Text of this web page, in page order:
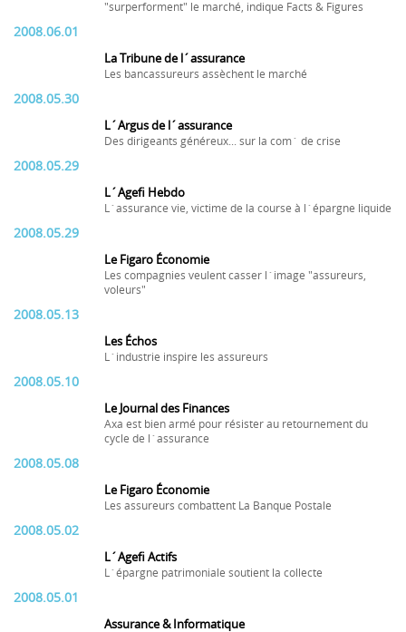
"surperforment" le marché, indique Facts & Figures
2008.06.01
La Tribune de l´assurance
Les bancassureurs assèchent le marché
2008.05.30
L´Argus de l´assurance
Des dirigeants généreux... sur la com´ de crise
2008.05.29
L´Agefi Hebdo
L´assurance vie, victime de la course à l´épargne liquide
2008.05.29
Le Figaro Économie
Les compagnies veulent casser l´image "assureurs,
voleurs"
2008.05.13
Les Échos
L´industrie inspire les assureurs
2008.05.10
Le Journal des Finances
Axa est bien armé pour résister au retournement du
cycle de l´assurance
2008.05.08
Le Figaro Économie
Les assureurs combattent La Banque Postale
2008.05.02
L´Agefi Actifs
L´épargne patrimoniale soutient la collecte
2008.05.01
Assurance & Informatique